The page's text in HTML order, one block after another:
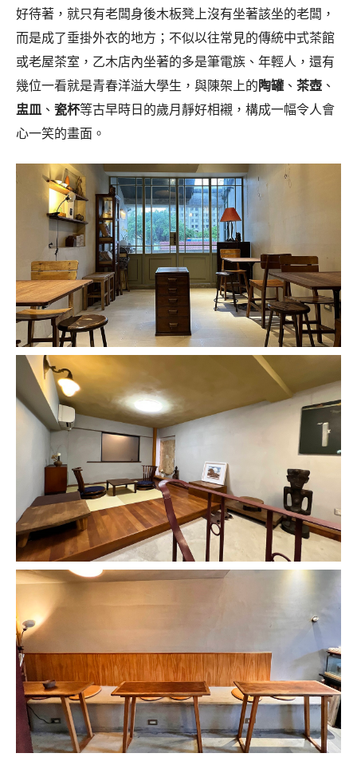
好待著，就只有老闆身後木板凳上沒有坐著該坐的老闆，
而是成了垂掛外衣的地方；不似以往常見的傳統中式茶館
或老屋茶室，乙木店內坐著的多是筆電族、年輕人，還有
幾位一看就是青春洋溢大學生，與陳架上的陶罐、 茶壺 、
盅皿 、 瓷杯等古早時日的歲月靜好相襯，構成一幅令人會
心一笑的畫面。